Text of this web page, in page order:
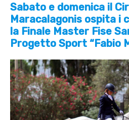
Sabato e domenica il
Maracalagonis ospita i
la Finale Master Fise
Progetto Sport “Fabio